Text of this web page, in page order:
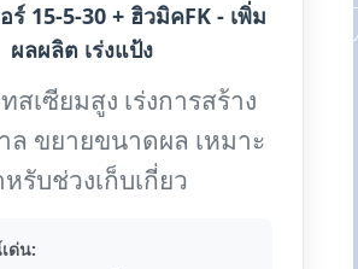
ร์ 15-5-30 + ฮิวมิคFK - เพิ่ม
ผลผลิต เร่งแป้ง
สเซียมสูง เร่งการสร้าง
ล ขยายขนาดผล เหมาะ
รับช่วงเก็บเกี่ยว
ด่น: